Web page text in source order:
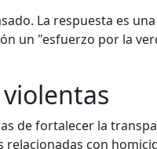
La respuesta es
un "esfuerzo por la
de fortalecer la
con